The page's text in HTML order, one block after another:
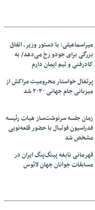
میراسماعیلی: با دستور وزیر، اتفاق
بزرگی برای جودو رخ می‌دهد/ به
کادرفنی و تیم ایمان دارم
پرتغال خواستار محرومیت مراکش از
میزبانی جام جهانی ۲۰۳۰ شد
زمان جلسه سرنوشت‌ساز هیات رئیسه
فدراسیون فوتبال با حضور قلعه‌نویی
مشخص شد
قهرمانی نابغه پینگ‌پنگ ایران در
مسابقات جوانان جهان لائوس